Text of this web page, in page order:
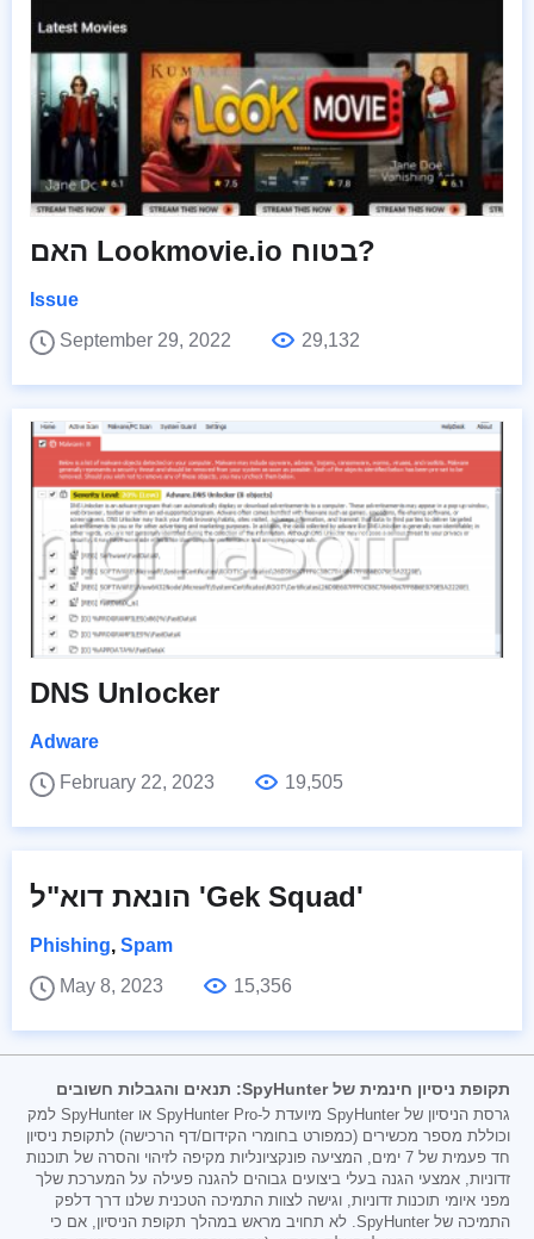
האם Lookmovie.io בטוח?
Issue
September 29, 2022
29,132
DNS Unlocker
Adware
February 22, 2023
19,505
הונאת דוא"ל 'Gek Squad'
Phishing, Spam
May 8, 2023
15,356
תקופת ניסיון חינמית של SpyHunter: תנאים והגבלות חשובים
גרסת הניסיון של SpyHunter מיועדת ל-SpyHunter Pro או SpyHunter למק
וכוללת מספר מכשירים (כמפורט בחומרי הקידום/דף הרכישה) לתקופת ניסיון
חד פעמית של 7 ימים, המציעה פונקציונליות מקיפה לזיהוי והסרה של תוכנות
זדוניות, אמצעי הגנה בעלי ביצועים גבוהים להגנה פעילה על המערכת שלך
מפני איומי תוכנות זדוניות, וגישה לצוות התמיכה הטכנית שלנו דרך דלפק
התמיכה של SpyHunter. לא תחויב מראש במהלך תקופת הניסיון, אם כי